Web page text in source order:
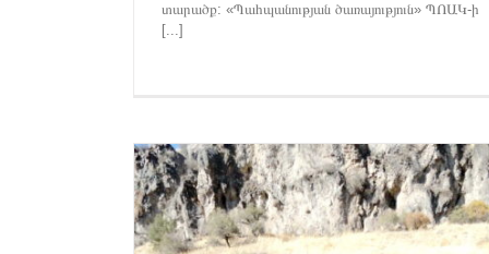
տարածք: «Պահպանության ծառայություն» ՊՈԱԿ-ի
[...]
ԴՊՐՈՑԱԿԱՆՆԵՐԻՆ
ԱՐԱՐԱՏԻ ԱՌԱՎԵԼ ՀԱՅՏՆԻ
ՀՈՒՇԱՐՁԱՆՆԵՐՆ ՈՒ ՀԻՆ
ԼՈՒՍԱՆԿԱՐՆԵՐ
Արարատ Լրահոս